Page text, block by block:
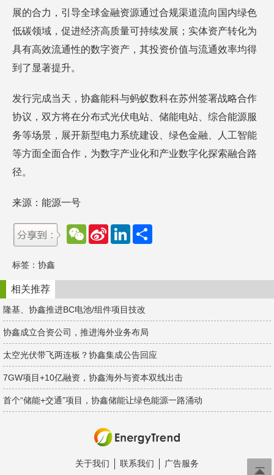
展的合力，引导全球金融资源通过合规渠道流向国内绿色
低碳领域，促进经济高质量可持续发展；实体资产转化为
具有高效流通性的数字资产，其投资价值与流通效率均得
到了显著提升。
发行完成当天，协鑫能科与蚂蚁数科在苏州签署战略合作
协议，双方将在分布式光伏电站、储能电站、综合能源服
务等场景，展开新型电力系统建设、绿色金融、人工智能
等方面全面合作，为数字产业化和产业数字化探索融合路
径。
来源：能源一号
W
e
t
S
e
b
o
L
d
n
标签： 协鑫
相关推荐
隆基、协鑫推进BC电池/组件项目技改
协鑫成立合资公司，推进海外业务布局
太空光伏带飞两连板？协鑫集成公告回应
7GW项目+10亿融资，协鑫海外与资本双线出击
首个“储能+交通”项目，协鑫储能让绿色能源一路涌动
关于我们 联系我们 广告服务